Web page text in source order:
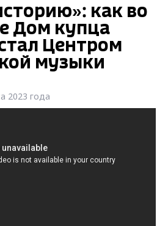
как во
Дом купца
Центром
музыки
2023 года